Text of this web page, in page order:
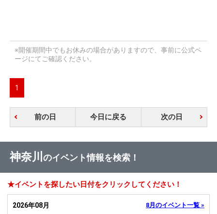
※開催期間中でもお休みの場合がありますので、事前に公式ペ
ージにてご確認ください。
1
前の日 今日に戻る 次の日
神奈川 のイベント情報を検索！
★イベントを探したい日付をクリックしてください！
2026年08月 8月のイベント一覧 »